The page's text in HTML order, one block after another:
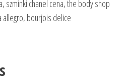
szminki chanel cena, the body shop
allegro, bourjois delice